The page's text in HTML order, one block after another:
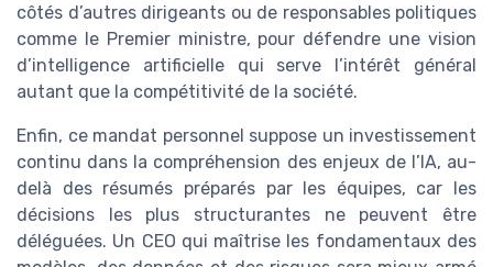
côtés d’autres dirigeants ou de responsables politiques
comme le Premier ministre, pour défendre une vision
d’intelligence artificielle qui serve l’intérêt général
autant que la compétitivité de la société.
Enfin, ce mandat personnel suppose un investissement
continu dans la compréhension des enjeux de l’IA, au-
delà des résumés préparés par les équipes, car les
décisions les plus structurantes ne peuvent être
déléguées. Un CEO qui maîtrise les fondamentaux des